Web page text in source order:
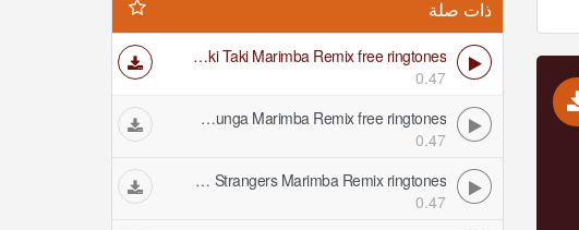
ذات صلة
Taki Taki Marimba Remix free ringtones
0.47
Tera Ban Jaunga Marimba Remix free ringtones
0.47
IPhone Strangers Marimba Remix ringtones
0.47